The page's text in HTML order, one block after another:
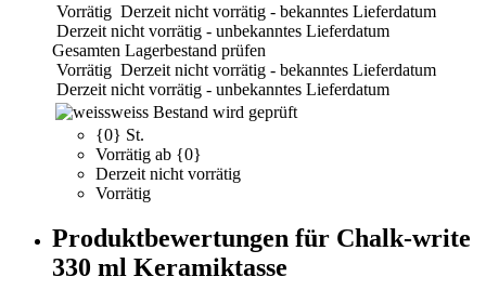
Vorrätig Derzeit nicht vorrätig - bekanntes Lieferdatum
Derzeit nicht vorrätig - unbekanntes Lieferdatum
Gesamten Lagerbestand prüfen
Vorrätig Derzeit nicht vorrätig - bekanntes Lieferdatum
Derzeit nicht vorrätig - unbekanntes Lieferdatum
weiss Bestand wird geprüft
{0} St.
Vorrätig ab {0}
Derzeit nicht vorrätig
Vorrätig
Produktbewertungen für Chalk-write
330 ml Keramiktasse